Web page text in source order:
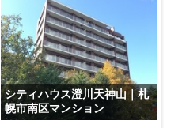
シティハウス澄川天神山｜札
幌市南区マンション